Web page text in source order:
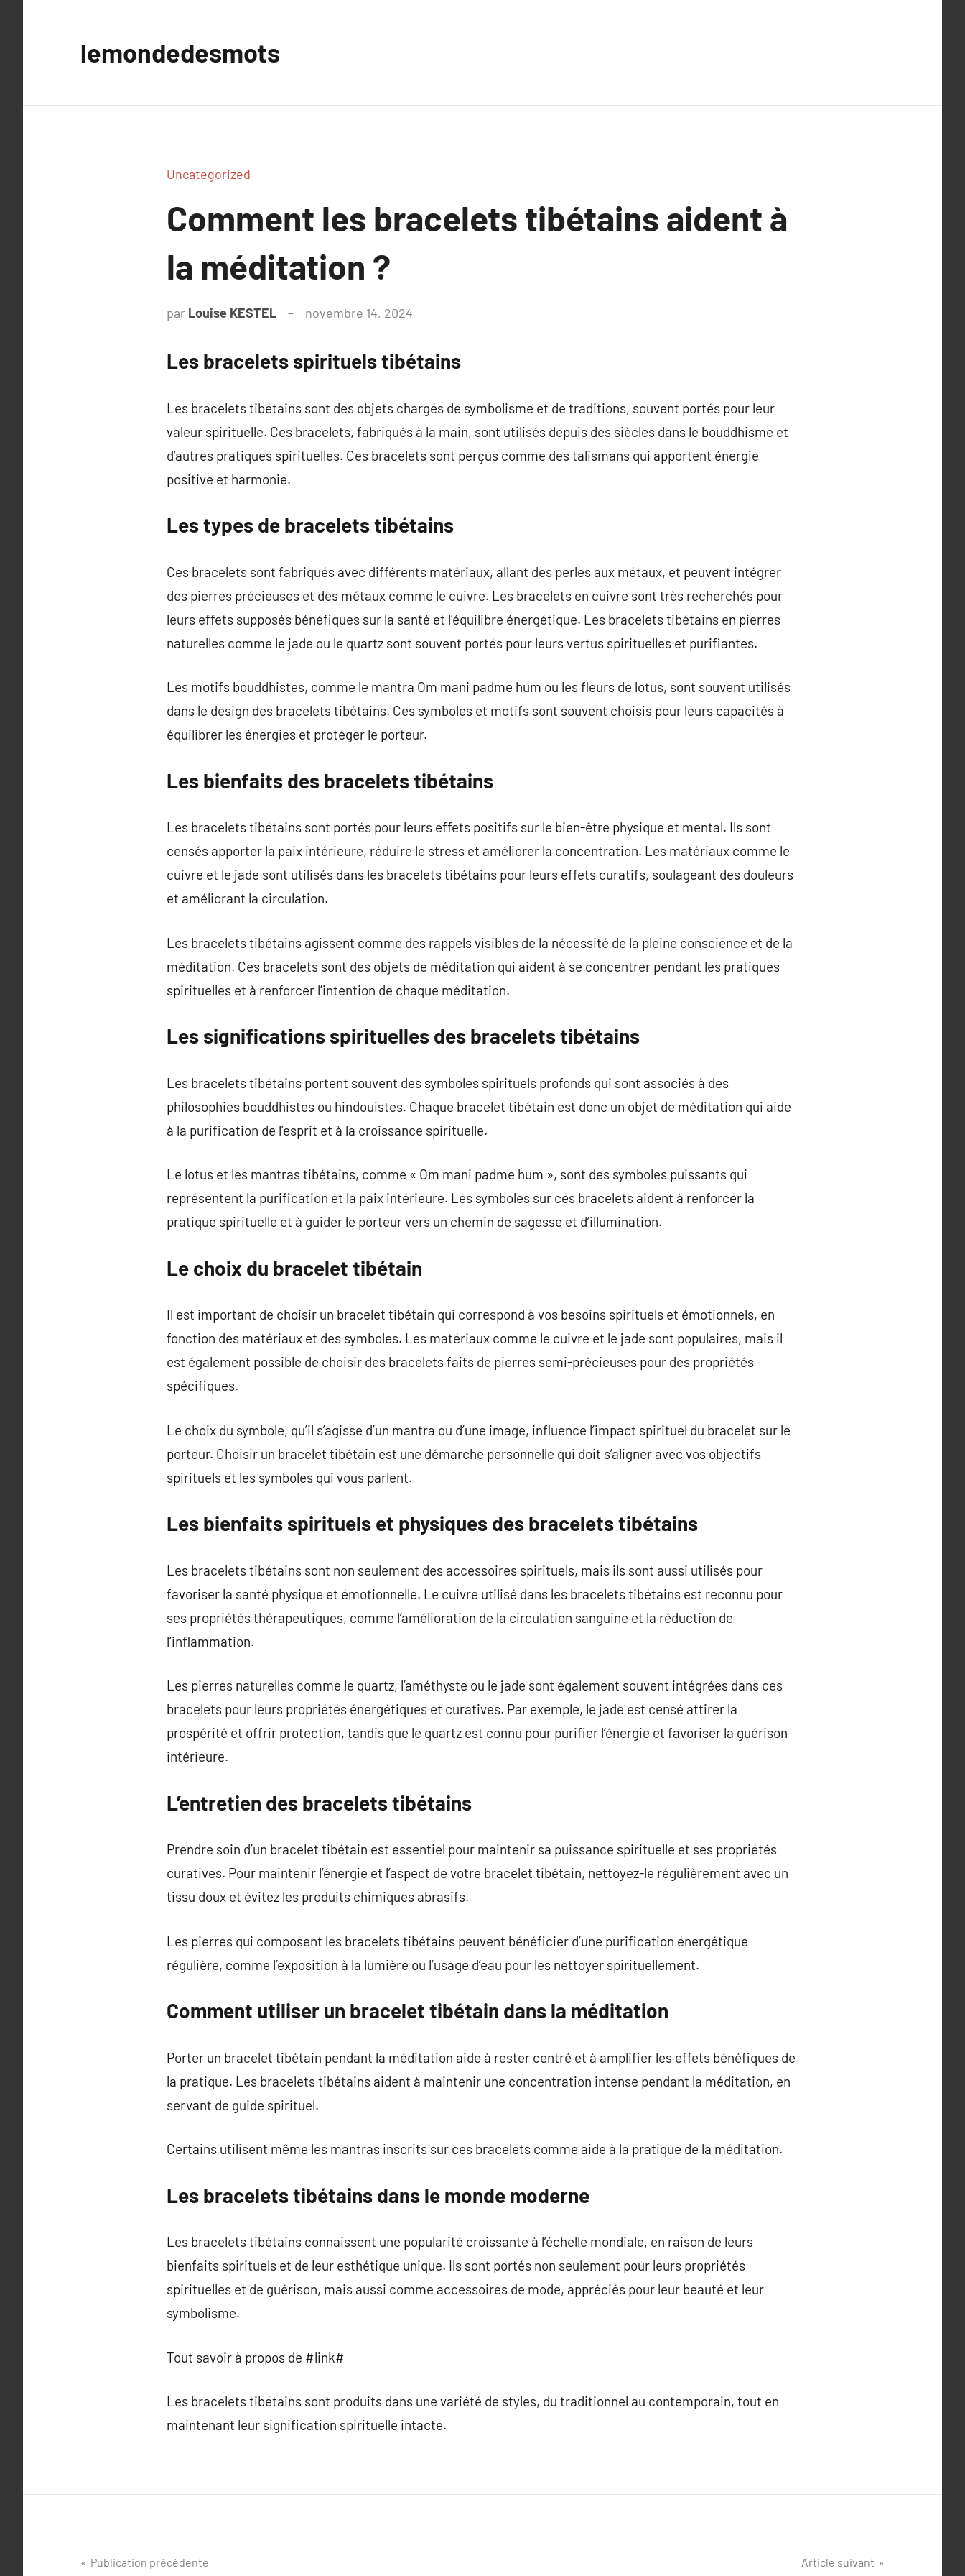
lemondedesmots
Uncategorized
Comment les bracelets tibétains aident à
la méditation ?
par Louise KESTEL novembre 14, 2024
Les bracelets spirituels tibétains
Les bracelets tibétains sont des objets chargés de symbolisme et de traditions, souvent portés pour leur
valeur spirituelle. Ces bracelets, fabriqués à la main, sont utilisés depuis des siècles dans le bouddhisme et
d’autres pratiques spirituelles. Ces bracelets sont perçus comme des talismans qui apportent énergie
positive et harmonie.
Les types de bracelets tibétains
Ces bracelets sont fabriqués avec différents matériaux, allant des perles aux métaux, et peuvent intégrer
des pierres précieuses et des métaux comme le cuivre. Les bracelets en cuivre sont très recherchés pour
leurs effets supposés bénéfiques sur la santé et l’équilibre énergétique. Les bracelets tibétains en pierres
naturelles comme le jade ou le quartz sont souvent portés pour leurs vertus spirituelles et purifiantes.
Les motifs bouddhistes, comme le mantra Om mani padme hum ou les fleurs de lotus, sont souvent utilisés
dans le design des bracelets tibétains. Ces symboles et motifs sont souvent choisis pour leurs capacités à
équilibrer les énergies et protéger le porteur.
Les bienfaits des bracelets tibétains
Les bracelets tibétains sont portés pour leurs effets positifs sur le bien-être physique et mental. Ils sont
censés apporter la paix intérieure, réduire le stress et améliorer la concentration. Les matériaux comme le
cuivre et le jade sont utilisés dans les bracelets tibétains pour leurs effets curatifs, soulageant des douleurs
et améliorant la circulation.
Les bracelets tibétains agissent comme des rappels visibles de la nécessité de la pleine conscience et de la
méditation. Ces bracelets sont des objets de méditation qui aident à se concentrer pendant les pratiques
spirituelles et à renforcer l’intention de chaque méditation.
Les significations spirituelles des bracelets tibétains
Les bracelets tibétains portent souvent des symboles spirituels profonds qui sont associés à des
philosophies bouddhistes ou hindouistes. Chaque bracelet tibétain est donc un objet de méditation qui aide
à la purification de l’esprit et à la croissance spirituelle.
Le lotus et les mantras tibétains, comme « Om mani padme hum », sont des symboles puissants qui
représentent la purification et la paix intérieure. Les symboles sur ces bracelets aident à renforcer la
pratique spirituelle et à guider le porteur vers un chemin de sagesse et d’illumination.
Le choix du bracelet tibétain
Il est important de choisir un bracelet tibétain qui correspond à vos besoins spirituels et émotionnels, en
fonction des matériaux et des symboles. Les matériaux comme le cuivre et le jade sont populaires, mais il
est également possible de choisir des bracelets faits de pierres semi-précieuses pour des propriétés
spécifiques.
Le choix du symbole, qu’il s’agisse d’un mantra ou d’une image, influence l’impact spirituel du bracelet sur le
porteur. Choisir un bracelet tibétain est une démarche personnelle qui doit s’aligner avec vos objectifs
spirituels et les symboles qui vous parlent.
Les bienfaits spirituels et physiques des bracelets tibétains
Les bracelets tibétains sont non seulement des accessoires spirituels, mais ils sont aussi utilisés pour
favoriser la santé physique et émotionnelle. Le cuivre utilisé dans les bracelets tibétains est reconnu pour
ses propriétés thérapeutiques, comme l’amélioration de la circulation sanguine et la réduction de
l’inflammation.
Les pierres naturelles comme le quartz, l’améthyste ou le jade sont également souvent intégrées dans ces
bracelets pour leurs propriétés énergétiques et curatives. Par exemple, le jade est censé attirer la
prospérité et offrir protection, tandis que le quartz est connu pour purifier l’énergie et favoriser la guérison
intérieure.
L’entretien des bracelets tibétains
Prendre soin d’un bracelet tibétain est essentiel pour maintenir sa puissance spirituelle et ses propriétés
curatives. Pour maintenir l’énergie et l’aspect de votre bracelet tibétain, nettoyez-le régulièrement avec un
tissu doux et évitez les produits chimiques abrasifs.
Les pierres qui composent les bracelets tibétains peuvent bénéficier d’une purification énergétique
régulière, comme l’exposition à la lumière ou l’usage d’eau pour les nettoyer spirituellement.
Comment utiliser un bracelet tibétain dans la méditation
Porter un bracelet tibétain pendant la méditation aide à rester centré et à amplifier les effets bénéfiques de
la pratique. Les bracelets tibétains aident à maintenir une concentration intense pendant la méditation, en
servant de guide spirituel.
Certains utilisent même les mantras inscrits sur ces bracelets comme aide à la pratique de la méditation.
Les bracelets tibétains dans le monde moderne
Les bracelets tibétains connaissent une popularité croissante à l’échelle mondiale, en raison de leurs
bienfaits spirituels et de leur esthétique unique. Ils sont portés non seulement pour leurs propriétés
spirituelles et de guérison, mais aussi comme accessoires de mode, appréciés pour leur beauté et leur
symbolisme.
Tout savoir à propos de #link#
Les bracelets tibétains sont produits dans une variété de styles, du traditionnel au contemporain, tout en
maintenant leur signification spirituelle intacte.
Navigation
Publication précédente Article suivant